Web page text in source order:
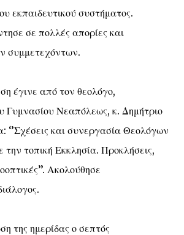
εκπαιδευτικού συστήματος.
σε πολλές απορίες και
συμμετεχόντων.
έγινε από τον θεολόγο,
Γυμνασίου Νεαπόλεως, κ. Δημήτριο
‘’Σχέσεις και συνεργασία Θεολόγων
την τοπική Εκκλησία. Προκλήσεις,
Ακολούθησε
της ημερίδας ο σεπτός